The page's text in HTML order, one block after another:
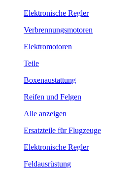
Elektronische Regler
Verbrennungsmotoren
Elektromotoren
Teile
Boxenaustattung
Reifen und Felgen
Alle anzeigen
Ersatzteile für Flugzeuge
Elektronische Regler
Feldausrüstung